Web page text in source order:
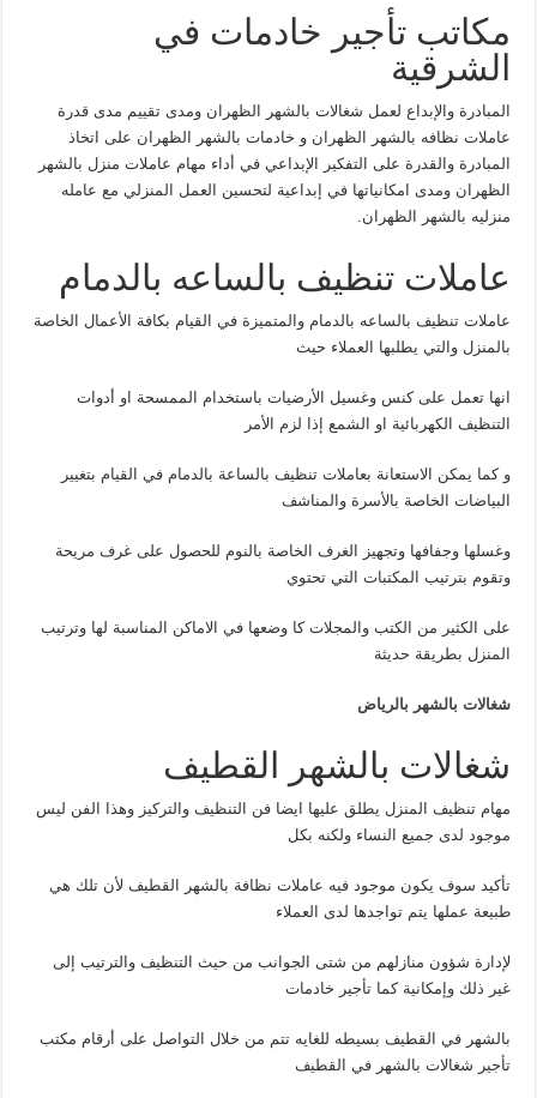
مكاتب تأجير خادمات في
الشرقية
المبادرة والإبداع لعمل شغالات بالشهر الظهران ومدى تقييم مدى قدرة
عاملات نظافه بالشهر الظهران و خادمات بالشهر الظهران على اتخاذ
المبادرة والقدرة على التفكير الإبداعي في أداء مهام عاملات منزل بالشهر
الظهران ومدى امكانياتها في إبداعية لتحسين العمل المنزلي مع عامله
منزليه بالشهر الظهران.
عاملات تنظيف بالساعه بالدمام
عاملات تنظيف بالساعه بالدمام والمتميزة في القيام بكافة الأعمال الخاصة
بالمنزل والتي يطلبها العملاء حيث
انها تعمل على كنس وغسيل الأرضيات باستخدام الممسحة او أدوات
التنظيف الكهربائية او الشمع إذا لزم الأمر
و كما يمكن الاستعانة بعاملات تنظيف بالساعة بالدمام في القيام بتغيير
البياضات الخاصة بالأسرة والمناشف
وغسلها وجفافها وتجهيز الغرف الخاصة بالنوم للحصول على غرف مريحة
وتقوم بترتيب المكتبات التي تحتوي
على الكثير من الكتب والمجلات كا وضعها في الاماكن المناسبة لها وترتيب
المنزل بطريقة حديثة
شغالات بالشهر بالرياض
شغالات بالشهر القطيف
مهام تنظيف المنزل يطلق عليها ايضا فن التنظيف والتركيز وهذا الفن ليس
موجود لدى جميع النساء ولكنه بكل
تأكيد سوف يكون موجود فيه عاملات نظافة بالشهر القطيف لأن تلك هي
طبيعة عملها يتم تواجدها لدى العملاء
لإدارة شؤون منازلهم من شتى الجوانب من حيث التنظيف والترتيب إلى
غير ذلك وإمكانية كما تأجير خادمات
بالشهر في القطيف بسيطه للغايه تتم من خلال التواصل على أرقام مكتب
تأجير شغالات بالشهر في القطيف